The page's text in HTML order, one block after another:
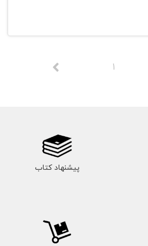
1
پیشنهاد کتاب